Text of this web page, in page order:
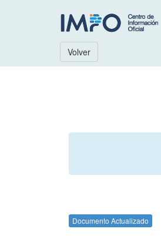
Volver
Documento Actualizado